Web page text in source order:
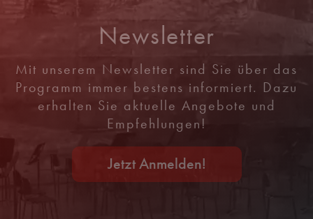
Newsletter
Mit unserem Newsletter sind Sie über das
Programm immer bestens informiert. Dazu
erhalten Sie aktuelle Angebote und
Empfehlungen!
Jetzt Anmelden!